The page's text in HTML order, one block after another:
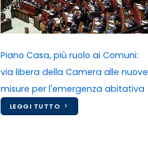
Piano Casa, più ruolo ai Comuni:
via libera della Camera alle nuove
misure per l'emergenza abitativa
LEGGI TUTTO